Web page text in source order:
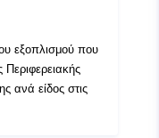
εξοπλισμού που
Περιφερειακής
ανά είδος στις